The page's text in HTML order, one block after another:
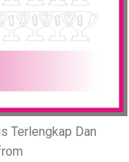
Terlengkap Dan